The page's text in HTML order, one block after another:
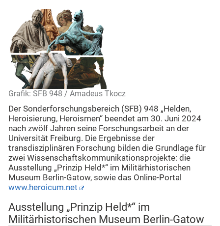
Grafik: SFB 948 / Amadeus Tkocz
Der Sonderforschungsbereich (SFB) 948 „Helden,
Heroisierung, Heroismen“ beendet am 30. Juni 2024
nach zwölf Jahren seine Forschungsarbeit an der
Universität Freiburg. Die Ergebnisse der
transdisziplinären Forschung bilden die Grundlage für
zwei Wissenschaftskommunikationsprojekte: die
Ausstellung „Prinzip Held*“ im Militärhistorischen
Museum Berlin-Gatow, sowie das Online-Portal
www.heroicum.net
Ausstellung „Prinzip Held*“ im
Militärhistorischen Museum Berlin-Gatow